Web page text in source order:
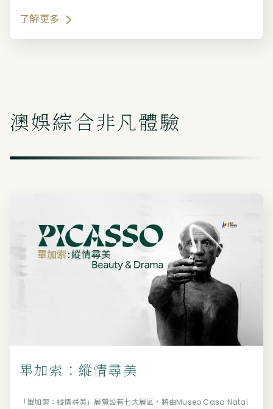
了解更多
澳娛綜合非凡體驗
畢加索：縱情尋美
「畢加索：縱情尋美」展覽設有七大展區，將由Museo Casa Natal